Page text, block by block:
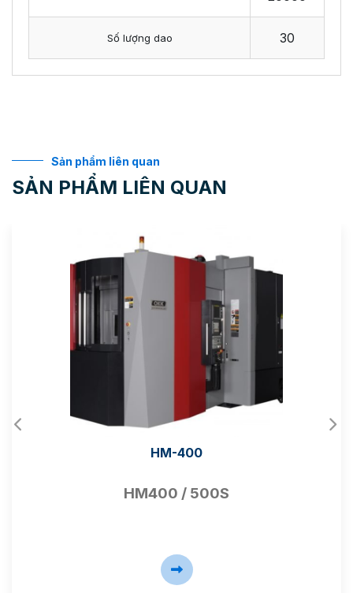
Số lượng dao 30
Sản phẩm liên quan
SẢN PHẨM LIÊN QUAN
HM-400
HM400 / 500S